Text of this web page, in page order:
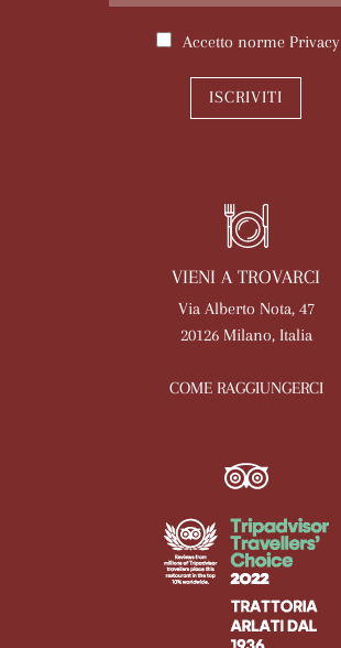
Accetto norme Privacy
ISCRIVITI
VIENI A TROVARCI
Via Alberto Nota, 47
20126 Milano, Italia
COME RAGGIUNGERCI